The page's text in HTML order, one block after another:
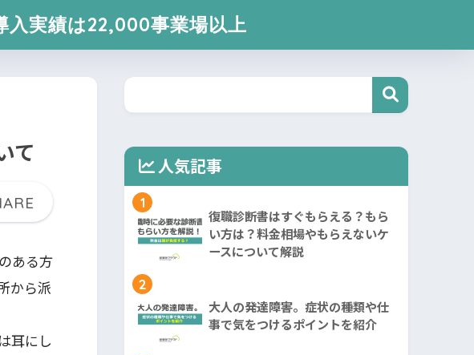
入実績は22,000事業場以上
て
ある方
から派
耳にし
人気記事
1
復職診断書はすぐもらえる？もら
い方は？料金相場やもらえないケ
ースについて解説
2
大人の発達障害。症状の種類や仕
事で気をつけるポイントを紹介